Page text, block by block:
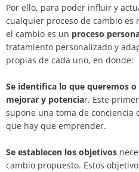
Por ello, para poder influir y
cualquier proceso de cambio es
el cambio es un proceso
tratamiento personalizado y
propias de cada uno, en donde:
Se identifica lo que queremos
mejorar y potenciar. Este
supone una toma de
que hay que emprender.
Se establecen los objetivos
cambio propuesto. Estos